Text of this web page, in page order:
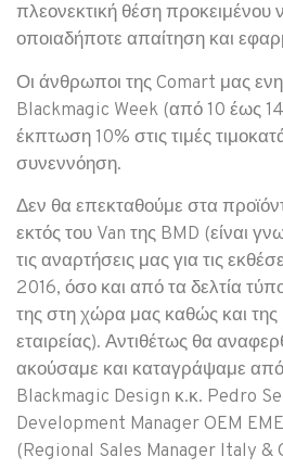
πλεονεκτική θέση προκειμένου
οποιαδήποτε απαίτηση και
Οι άνθρωποι της Comart μας
Blackmagic Week (από 10 έως
έκπτωση 10% στις τιμές
συνεννόηση.
Δεν θα επεκταθούμε στα
εκτός του Van της BMD (είναι
τις αναρτήσεις μας για τις
2016, όσο και από τα δελτία
της στη χώρα μας καθώς και
εταιρείας). Αντιθέτως θα
ακούσαμε και καταγράψαμε
Blackmagic Design κ.κ. Pedro
Development Manager OEM
(Regional Sales Manager Italy &